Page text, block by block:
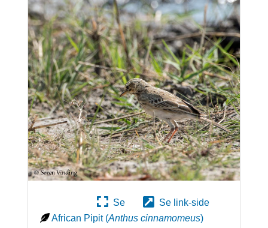
Se
Se link-side
African Pipit (Anthus cinnamomeus)